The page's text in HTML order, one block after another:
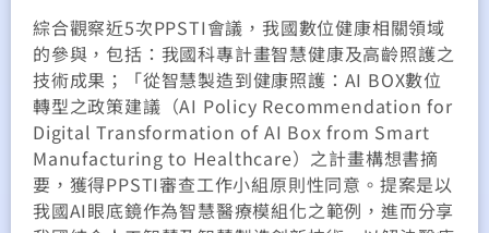
綜合觀察近5次PPSTI會議，我國數位健康相關領域
的參與，包括：我國科專計畫智慧健康及高齡照護之
技術成果；「從智慧製造到健康照護：AI BOX數位
轉型之政策建議（AI Policy Recommendation for
Digital Transformation of AI Box from Smart
Manufacturing to Healthcare）之計畫構想書摘
要，獲得PPSTI審查工作小組原則性同意。提案是以
我國AI眼底鏡作為智慧醫療模組化之範例，進而分享